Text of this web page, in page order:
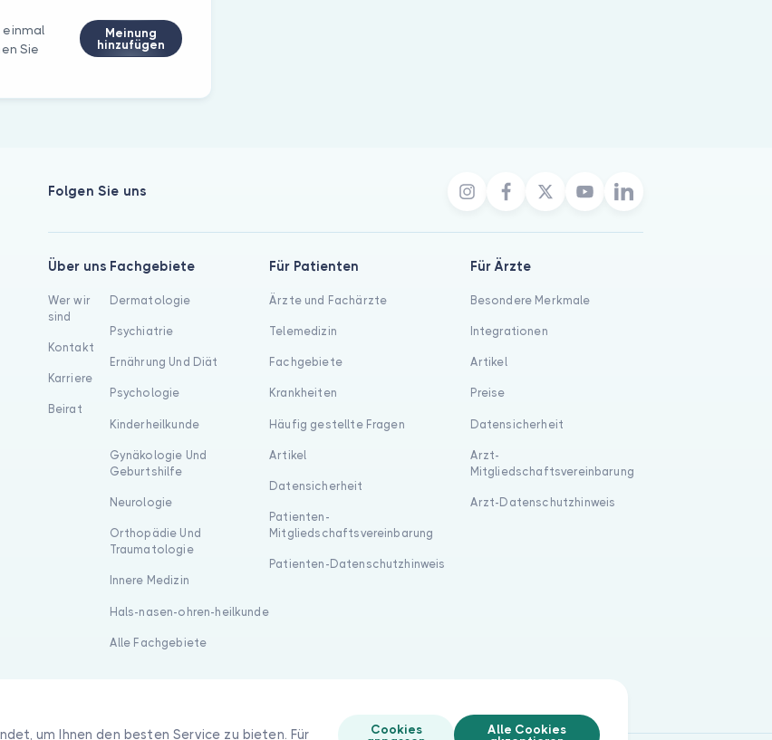
einmal
Sie
Meinung
hinzufügen
um Ihnen den besten Service zu bieten. Für
Cookies
Alle Cookies
Folgen Sie uns
Über uns
Wer wir
sind
Kontakt
Karriere
Beirat
Fachgebiete
Dermatologie
Psychiatrie
Ernährung Und Diät
Psychologie
Kinderheilkunde
Gynäkologie Und
Geburtshilfe
Neurologie
Orthopädie Und
Traumatologie
Innere Medizin
Hals-nasen-ohren-heilkunde
Alle Fachgebiete
Für Patienten
Ärzte und Fachärzte
Telemedizin
Fachgebiete
Krankheiten
Häufig gestellte Fragen
Artikel
Datensicherheit
Patienten-
Mitgliedschaftsvereinbarung
Patienten-Datenschutzhinweis
Für Ärzte
Besondere Merkmale
Integrationen
Artikel
Preise
Datensicherheit
Arzt-
Mitgliedschaftsvereinbarung
Arzt-Datenschutzhinweis